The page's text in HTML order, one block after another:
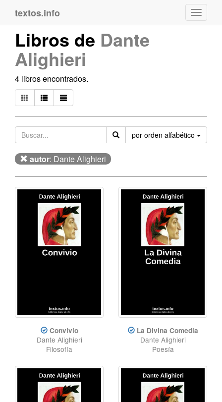
textos.info
Libros de Dante
Alighieri
4 libros encontrados.
por orden alfabético
autor: Dante Alighieri
Convivio
Dante Alighieri
Filosofía
La Divina Comedia
Dante Alighieri
Poesía